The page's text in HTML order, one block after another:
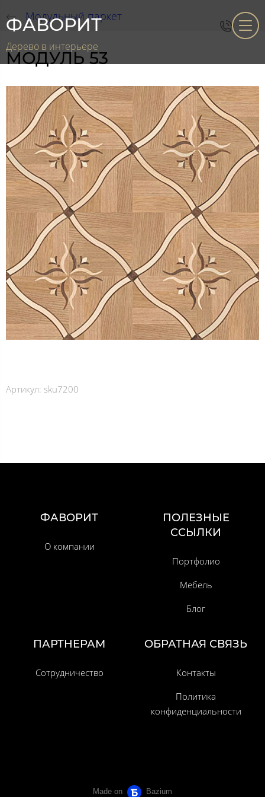
ФАВОРИТ
Дерево в интерьере
Модульный паркет
МОДУЛЬ 53
Артикул: sku7200
ФАВОРИТ
О компании
ПОЛЕЗНЫЕ
ССЫЛКИ
Портфолио
Мебель
Блог
ПАРТНЕРАМ
Сотрудничество
ОБРАТНАЯ СВЯЗЬ
Контакты
Политика
конфиденциальности
Made on Bazium